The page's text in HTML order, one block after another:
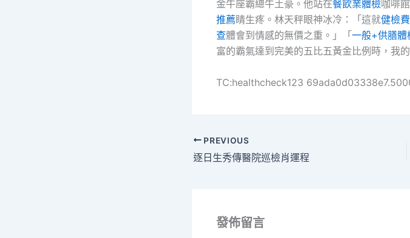
金牛座霸總牛土豪。他站在餐飲業體檢咖啡
推薦睛生疼。林天秤眼神冰冷：「這就健檢
查體會到情感的無價之重。」「 一般+供膳體
富的霸氣達到完美的五比五黃金比例時，我
TC:healthcheck123
PREVIOUS
逐日生秀傳醫院巡檢肖運程
發佈留言